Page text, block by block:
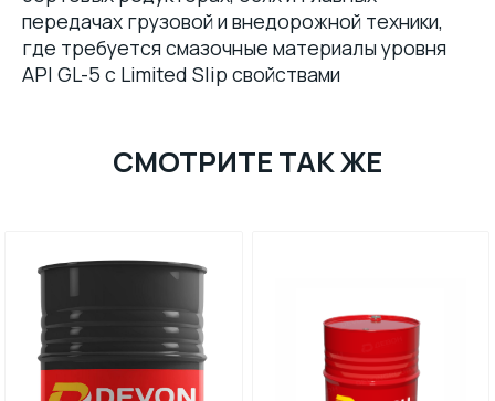
передачах грузовой и внедорожной техники,
где требуется смазочные материалы уровня
API GL-5 с Limited Slip свойствами
СМОТРИТЕ ТАК ЖЕ